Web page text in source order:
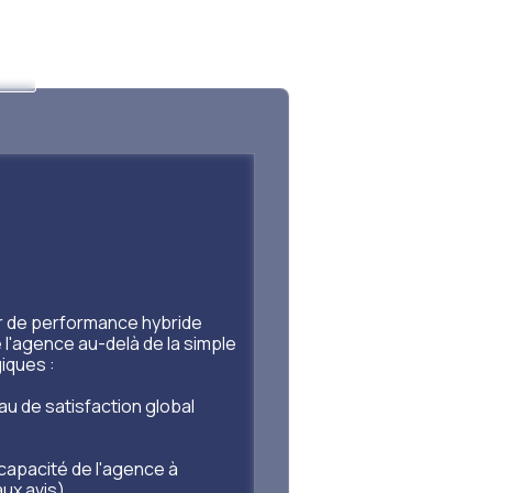
de performance hybride
au-delà de la simple
:
de satisfaction global
de l'agence à